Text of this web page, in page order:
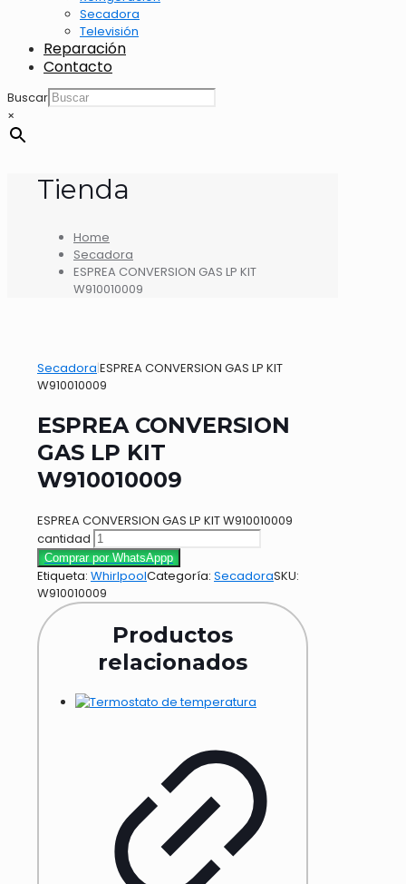
Secadora
Televisión
Reparación
Contacto
Buscar
×
Tienda
Home
Secadora
ESPREA CONVERSION GAS LP KIT
W910010009
Secadora|ESPREA CONVERSION GAS LP KIT
W910010009
ESPREA CONVERSION
GAS LP KIT
W910010009
ESPREA CONVERSION GAS LP KIT W910010009
cantidad
Comprar por WhatsAppp
Etiqueta: WhirlpoolCategoría: SecadoraSKU:
W910010009
Productos
relacionados